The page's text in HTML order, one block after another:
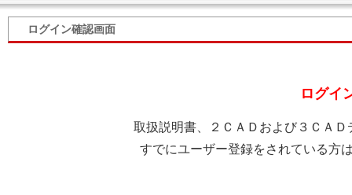
ログイン確認画面
ログイ
取扱説明書、２ＣＡＤおよび３ＣＡ
すでにユーザー登録をされている方